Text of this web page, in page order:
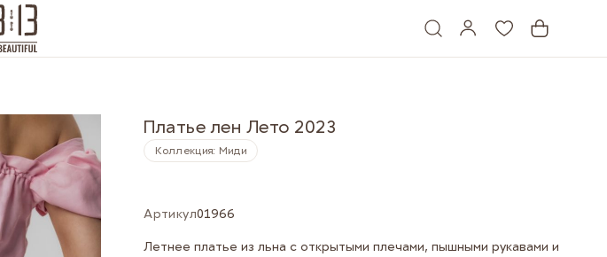
Платье лен Лето 2023
Коллекция: Миди
Артикул01966
Летнее платье из льна с открытыми плечами, пышными рукавами и